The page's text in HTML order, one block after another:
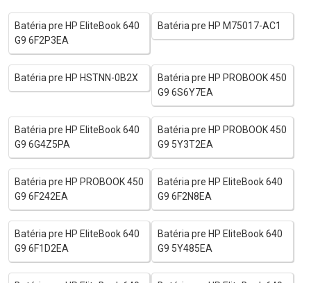
Batéria pre HP EliteBook 640
G9 6F2P3EA
Batéria pre HP M75017-AC1
Batéria pre HP HSTNN-0B2X
Batéria pre HP PROBOOK 450
G9 6S6Y7EA
Batéria pre HP EliteBook 640
G9 6G4Z5PA
Batéria pre HP PROBOOK 450
G9 5Y3T2EA
Batéria pre HP PROBOOK 450
G9 6F242EA
Batéria pre HP EliteBook 640
G9 6F2N8EA
Batéria pre HP EliteBook 640
G9 6F1D2EA
Batéria pre HP EliteBook 640
G9 5Y485EA